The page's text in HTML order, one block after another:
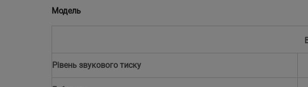
Модель
Рівень звукового тиску